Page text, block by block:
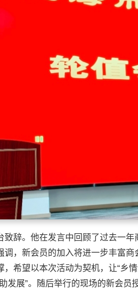
致辞。他在发言中回顾了过去一
，新会员的加入将进一步丰富商
希望以本次活动为契机，让“乡情
发展”。随后举行的现场的新会员